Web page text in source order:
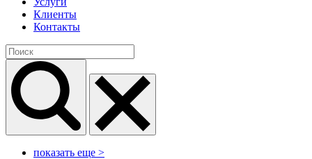
Клиенты
Контакты
показать еще >